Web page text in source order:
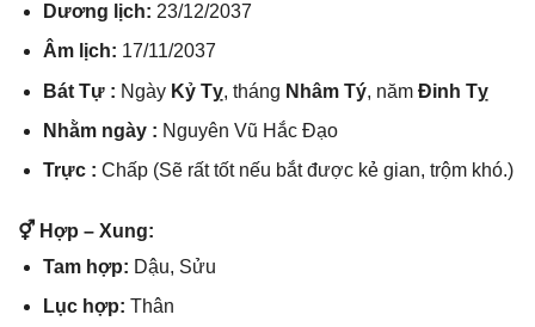
Dươnɡ lịch: 23/12/2037
Âm lịch: 17/11/2037
Bát Tự : Ngày Kỷ Tỵ, thánɡ Nhâm Tý, năm Đinh Tỵ
Nhằm ngày : Nguyên Vũ Hắc Đạo
Trực : Chấp (Sẽ rất tốt nếu bắt được kẻ ɡian, trộm khó.)
⚥ Hợp – Xung:
Tam hợp: Dậu, Sửu
Lục hợp: Thân